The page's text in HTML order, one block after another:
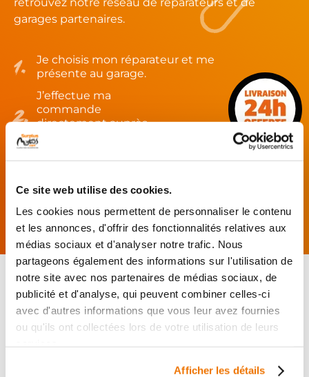
Ce site web utilise des cookies.
Les cookies nous permettent de personnaliser le contenu
et les annonces, d'offrir des fonctionnalités relatives aux
médias sociaux et d'analyser notre trafic. Nous
partageons également des informations sur l'utilisation de
notre site avec nos partenaires de médias sociaux, de
publicité et d'analyse, qui peuvent combiner celles-ci
avec d'autres informations que vous leur avez fournies
ou qu'ils ont collectées lors de votre utilisation de leurs
Afficher les détails
garages partenaires.
Je choisis mon réparateur et me
présente au garage.
J’effectue ma
commande
directement auprès
du réparateur.
Mes pièces sont livrées et